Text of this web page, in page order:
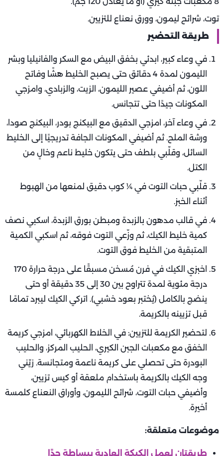
توت، شرائح ليمون، وورق نعناع للتزيين.
طريقة التحضير
في وعاء كبير، ابدئي بخفق البيض مع السكر والفانيليا وبشر
الليمون لمدة 4 دقائق حتى يصبح الخليط هشًا وفاتح
اللون، ثم أضيفي عصير الليمون، الزيت، والزبادي، وامزجي
المكونات جيدًا حتى تتجانس.
في وعاء آخر، امزجي الدقيق مع البيكنج بودر، البيكنج صودا،
ورشة الملح. ثم أضيفي المكونات الجافة تدريجيًا إلى الخليط
السائل، وقلّبي بلطف حتى يتكون خليط ناعم وخالٍ من
الكتل.
قلّبي حبات التوت في ¼ كوب دقيق لمنعها من الهبوط
أثناء الخبز.
في قالب مدهون بالزبدة ومبطن بورق الزبدة، اسكبي نصف
كمية خليط الكيك، ثم وزّعي التوت فوقه، ثم اسكبي الكمية
المتبقية من الخليط فوق التوت.
اخبزي الكيك في فرن مُسخن مسبقًا على درجة حرارة 170
درجة مئوية لمدة تتراوح بين 30 إلى 35 دقيقة أو حتى
ينضج بالكامل (يُختبر بعود خشبي). اتركي الكيك ليبرد تمامًا
قبل تزيينه بالكريمة.
لتحضير الكريمة للتزيين: في الخلاط الكهربائي، امزجي كريمة
الخفق مع مكعبات الجبن الكيري، الحليب المركز، والحليب
البودرة حتى تحصلي على كريمة ناعمة ومتجانسة. زيّني
وجه الكيك بالكريمة باستخدام ملعقة أو كيس تزيين،
وأضيفي حبات التوت، شرائح الليمون، وأوراق النعناع كلمسة
أخيرة.
موضوعات متعلقة:
طريقتان لعمل الكيكة العادية ببساطة جدًا